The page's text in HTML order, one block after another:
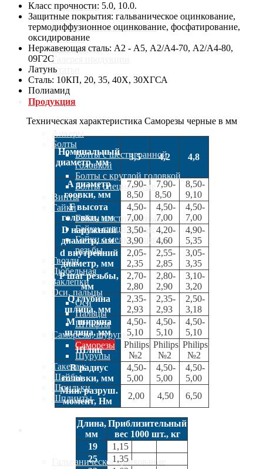
Документы
Новости
Производители метизов и
крепежа
Карта сайта
Галерея продукции
Статьи
Продукция
Болты
Болты с шестигранной
головкой
Болты с круглой головкой
Болты специальные
Винты
Гайки
Гайки шестигранные
Гайки специальные
Гайки с мелким шагом
резьбы
Гвозди
Дюбельная
Заклепки
Оси, пальцы
Оси
Пальцы
Штифты
Саморезы, шурупы
Саморезы
Шурупы
Такелаж
Шайбы
Шпильки
Шплинты
Гальваническое цинкование
Класс прочности: 5.0, 10.0.
Защитные покрытия: гальваническое оцинкование,
термодиффузионное оцинкование, фосфатирование,
оксидирование
Нержавеющая сталь: А2 - А5, А2/А4-70, А2/А4-80,
09Г2С
Латунь
Сталь: 10КП, 20, 35, 40Х, 30ХГСА
Полиамид
Техническая характеристика Саморезы черные в мм
Номинальный
диаметр, мм
3,5 4,2 4,8
A диаметр
гоовки, мм
7,90-
8,50
7,90-
8,50
8,50-
9,10
F высота
головки, мм
4,50-
7,00
4,50-
7,00
4,50-
7,00
D наружный
диаметр, мм
3,50-
3,90
4,20-
4,60
4,90-
5,35
d внутренний
диаметр, мм
2,05-
2,35
2,55-
2,85
3,05-
3,35
P шаг резьбы,
мм
2,70-
2,80
2,80-
2,90
3,10-
3,20
Q глубина
шлица, мм
2,35-
2,93
2,35-
2,93
2,50-
3,18
M ширина
шлица, мм
4,50-
5,10
4,50-
5,10
4,50-
5,10
Шлиц
Philips
№2
Philips
№2
Philips
№2
R радиус
головки, мм
4,50-
5,00
4,50-
5,00
4,50-
5,00
Мин. разруш.
момент, Нм
2,00 4,50 6,50
Длина,
мм
Приблизительный
вес 1000 шт., кг
19
1,15
25
1,35